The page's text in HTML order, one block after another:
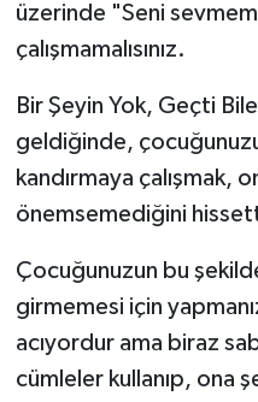
üzerinde "Seni
çalışmamalısınız.
Bir Şeyin Yok, Geçti
geldiğinde, çocuğunuzu
kandırmaya çalışmak,
önemsemediğini
Çocuğunuzun bu
girmemesi için
acıyordur ama biraz
cümleler kullanıp, ona